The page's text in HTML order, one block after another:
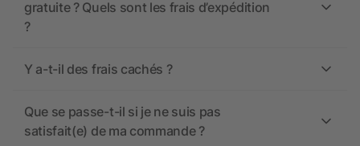
gratuite ? Quels sont les frais d’expédition
?
Y a-t-il des frais cachés ?
Que se passe-t-il si je ne suis pas
satisfait(e) de ma commande ?